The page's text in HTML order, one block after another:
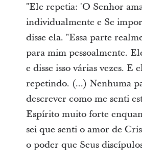
"Ele repetia: 'O Senhor
individualmente e Se
disse ela. "Essa parte
para mim pessoalmente.
e disse isso várias vezes. E
repetindo. (...) Nenhuma
descrever como me senti
Espírito muito forte
sei que senti o amor de
o poder que Seus